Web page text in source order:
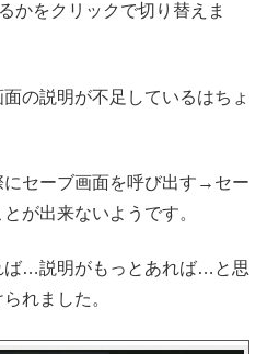
かをクリックで切り替えま
の説明が不足しているはちょ
にセーブ画面を呼び出す→セー
が出来ないようです。
ば…説明がもっとあれば…と思
れました。